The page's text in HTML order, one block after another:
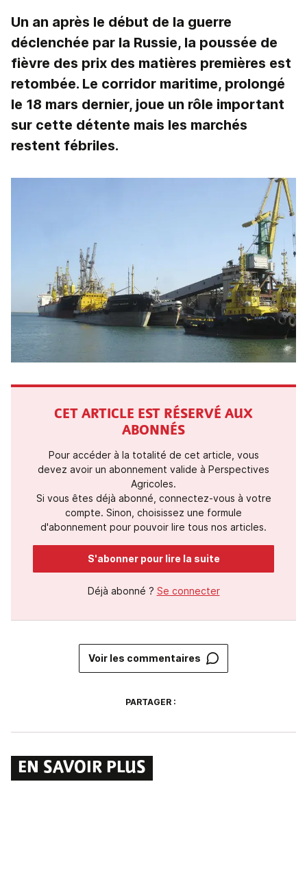
Un an après le début de la guerre
déclenchée par la Russie, la poussée de
fièvre des prix des matières premières est
retombée. Le corridor maritime, prolongé
le 18 mars dernier, joue un rôle important
sur cette détente mais les marchés
restent fébriles.
CET ARTICLE EST RÉSERVÉ AUX
ABONNÉS
Pour accéder à la totalité de cet article, vous
devez avoir un abonnement valide à Perspectives
Agricoles.
Si vous êtes déjà abonné, connectez-vous à votre
compte. Sinon, choisissez une formule
d'abonnement pour pouvoir lire tous nos articles.
S'abonner pour lire la suite
Déjà abonné ? Se connecter
Voir les commentaires
PARTAGER :
EN SAVOIR PLUS